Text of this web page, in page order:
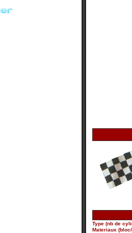
Type (nb de
Materiaux